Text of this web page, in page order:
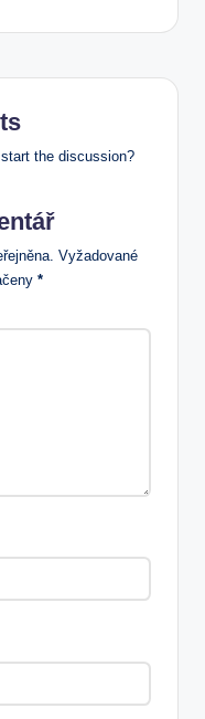
the discussion?
Vyžadované
*